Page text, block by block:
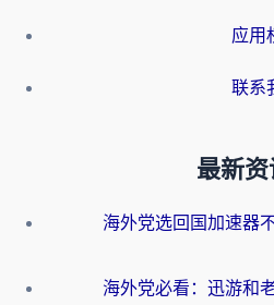
应用
联系
最新资